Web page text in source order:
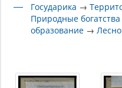
Государика →
Природные богатства
образование →